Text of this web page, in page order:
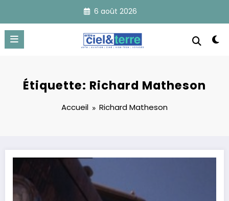
contenu
6 août 2026
Étiquette: Richard Matheson
Accueil Richard Matheson